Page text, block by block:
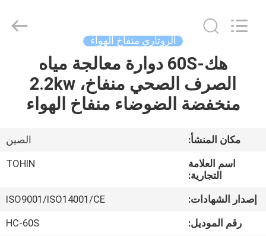
الصفحة
الرئيسية
أشرطة
معلومات
(Jiangsu)
الروتاري منفاخ الهواء
هك-60S دوارة معالجة مياه
الصرف الصحي منفاخ، 2.2kw
منخفضة الضوضاء منفاخ الهواء
مكان المنشأ:
الصين
اسم العلامة
التجارية:
TOHIN
إصدار الشهادات:
ISO9001/ISO14001/CE
رقم الموديل:
HC-60S